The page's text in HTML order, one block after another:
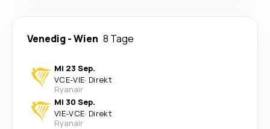
Venedig-Wien 8 Tage
Mi 23 Sep.
VCE-VIE· Direkt
Ryanair
Mi 30 Sep.
VIE-VCE· Direkt
Ryanair